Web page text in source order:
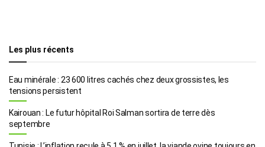
Les plus récents
Eau minérale : 23 600 litres cachés chez deux grossistes, les
tensions persistent
Kairouan : Le futur hôpital Roi Salman sortira de terre dès
septembre